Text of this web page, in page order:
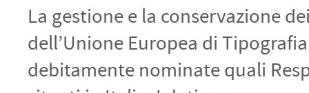
La gestione e la conservazione
dell’Unione Europea di
debitamente nominate quali